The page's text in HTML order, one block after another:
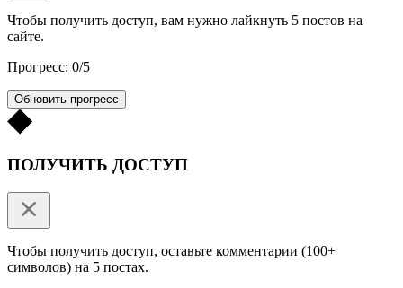
Чтобы получить доступ, вам нужно лайкнуть 5 постов на
сайте.
Прогресс: 0/5
Обновить прогресс
ПОЛУЧИТЬ ДОСТУП
Чтобы получить доступ, оставьте комментарии (100+
символов) на 5 постах.